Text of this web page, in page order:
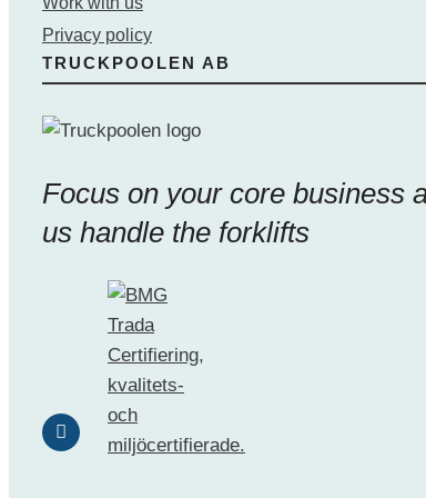
Privacy policy
TRUCKPOOLEN AB
Focus on your core business
us handle the forklifts